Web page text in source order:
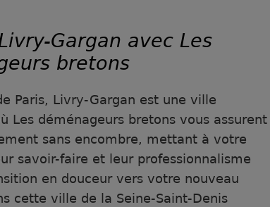
Gargan avec Les
bretons
Paris, Livry-Gargan est une ville
Les déménageurs bretons vous assurent
sans encombre, mettant à votre
savoir-faire et leur professionnalisme
en douceur vers votre nouveau
cette ville de la Seine-Saint-Denis